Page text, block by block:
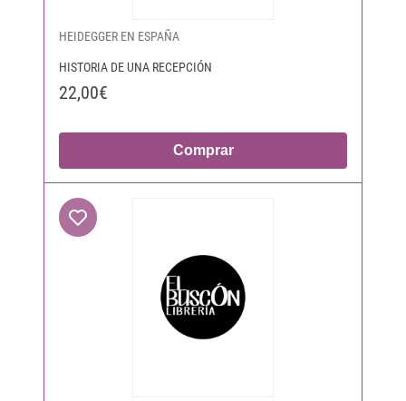
HEIDEGGER EN ESPAÑA
HISTORIA DE UNA RECEPCIÓN
22,00€
Comprar